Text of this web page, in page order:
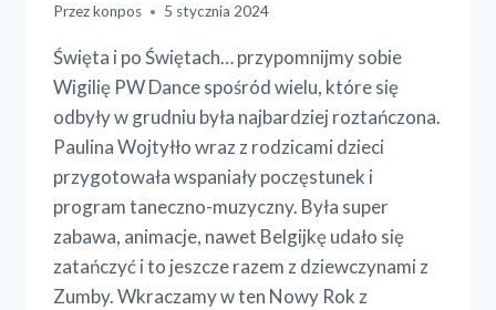
Przezkonpos 5 stycznia 2024
Święta i po Świętach… przypomnijmy sobie
Wigilię PW Dance spośród wielu, które się
odbyły w grudniu była najbardziej roztańczona.
Paulina Wojtyłło wraz z rodzicami dzieci
przygotowała wspaniały poczęstunek i
program taneczno-muzyczny. Była super
zabawa, animacje, nawet Belgijkę udało się
zatańczyć i to jeszcze razem z dziewczynami z
Zumby. Wkraczamy w ten Nowy Rok z